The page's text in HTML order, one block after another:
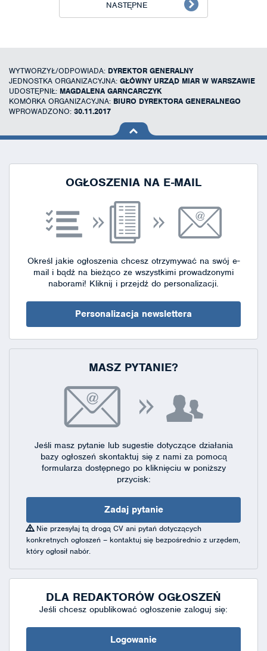
NASTĘPNE
WYTWORZYŁ/ODPOWIADA: DYREKTOR GENERALNY
JEDNOSTKA ORGANIZACYJNA: GŁÓWNY URZĄD MIAR W WARSZAWIE
UDOSTĘPNIŁ: MAGDALENA GARNCARCZYK
KOMÓRKA ORGANIZACYJNA: BIURO DYREKTORA GENERALNEGO
WPROWADZONO: 30.11.2017
na górę
OGŁOSZENIA NA E-MAIL
Określ jakie ogłoszenia chcesz otrzymywać na swój e-
mail i bądź na bieżąco ze wszystkimi prowadzonymi
naborami! Kliknij i przejdź do personalizacji.
Personalizacja newslettera
MASZ PYTANIE?
Jeśli masz pytanie lub sugestie dotyczące działania
bazy ogłoszeń skontaktuj się z nami za pomocą
formularza dostępnegopo kliknięciu w poniższy
przycisk:
Zadaj pytanie
Nie przesyłaj tą drogą CV ani pytań dotyczących
konkretnych ogłoszeń – kontaktuj się bezpośrednio z urzędem,
który ogłosił nabór.
DLA REDAKTORÓW OGŁOSZEŃ
Jeśli chcesz opublikować ogłoszenie zaloguj się:
Logowanie